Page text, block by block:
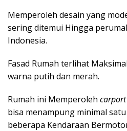
Memperoleh desain yang
sering ditemui Hingga
Indonesia.
Fasad Rumah terlihat
warna putih dan merah.
Rumah ini Memperoleh carport
bisa menampung minimal
beberapa Kendaraan